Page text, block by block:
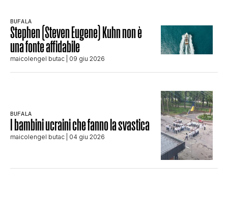
BUFALA
Stephen (Steven Eugene) Kuhn non è
una fonte affidabile
maicolengel butac | 09 giu 2026
BUFALA
I bambini ucraini che fanno la svastica
maicolengel butac | 04 giu 2026